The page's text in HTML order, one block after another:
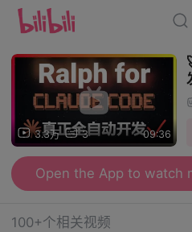
3.3万 3 09:36
Open the App to watch
100+个相关视频